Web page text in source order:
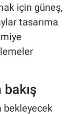
için güneş,
tasarıma
bekleyecek